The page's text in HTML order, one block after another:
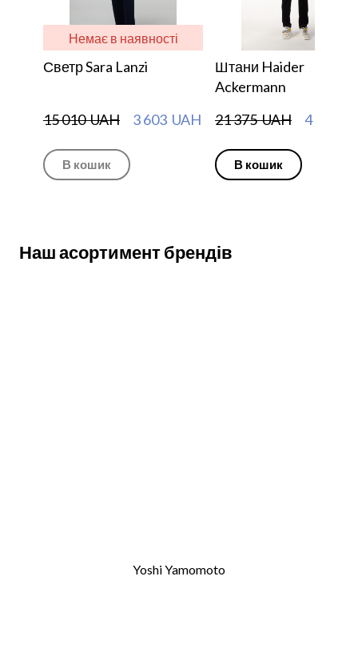
Немає в наявності
Светр Sara Lanzi
15 010  UAH 3 603  UAH
В кошик
Штани Haider
Ackermann
21 375  UAH
4 275
В кошик
Наш асортимент брендів
Yoshi Yamomoto